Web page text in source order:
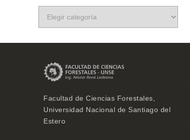
Facultad de Ciencias Forestales,
Universidad Nacional de Santiago del
Estero